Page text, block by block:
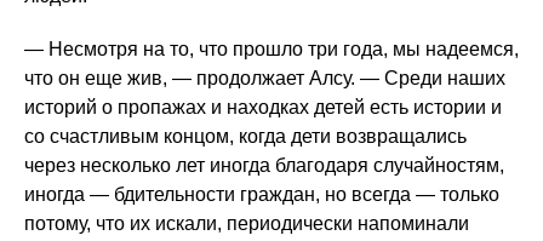
— Несмотря на то, что прошло три года, мы надеемся,
что он еще жив, — продолжает Алсу. — Среди наших
историй о пропажах и находках детей есть истории и
со счастливым концом, когда дети возвращались
через несколько лет иногда благодаря случайностям,
иногда — бдительности граждан, но всегда — только
потому, что их искали, периодически напоминали